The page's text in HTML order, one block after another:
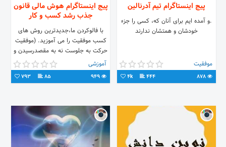
پیج اینستاگرام تیم آدرنالین
.و آمده ایم برای آنان که، کسی را جزء
خودشان و همتشان ندارند
موفقیت
444
4k
پیج اینستاگرام هوش مالی قانون
جذب رشد کسب و کار
با فالوکردن ما،جدیدترین روش های
کسب موفقیت را می آموزید. (موفقیت
حرکت به جلوست نه به مقصدرسیدن و
مشکل شما تقصیرشما نیست! بلکه
مسؤلیت شماست-)
آموزشی
85
793